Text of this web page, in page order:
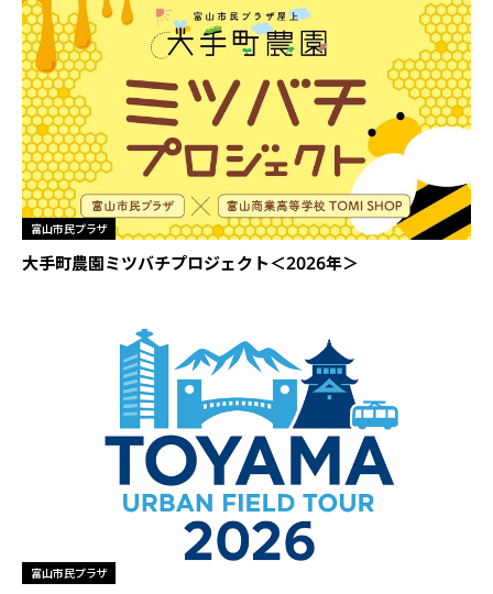
富山市民プラザ
大手町農園ミツバチプロジェクト＜2026年＞
富山市民プラザ